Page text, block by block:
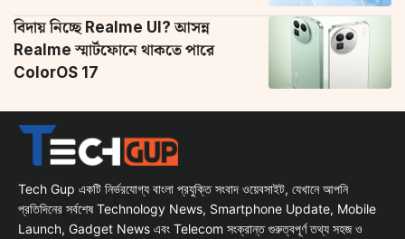
বিদায় নিচ্ছে Realme UI? আসন্ন
Realme স্মার্টফোনে থাকতে পারে
ColorOS 17
Tech Gup একটি নির্ভরযোগ্য বাংলা প্রযুক্তি সংবাদ ওয়েবসাইট, যেখানে আপনি
প্রতিদিনের সর্বশেষ Technology News, Smartphone Update, Mobile
Launch, Gadget News এবং Telecom সংক্রান্ত গুরুত্বপূর্ণ তথ্য সহজ ও